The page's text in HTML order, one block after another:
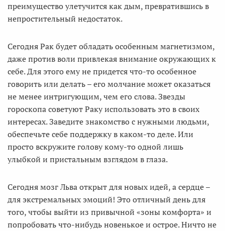
преимущество улетучится как дым, превратившись в
непростительный недостаток.
Сегодня Рак будет обладать особенным магнетизмом,
даже против воли привлекая внимание окружающих к
себе. Для этого ему не придется что-то особенное
говорить или делать – его молчание может оказаться
не менее интригующим, чем его слова. Звезды
гороскопа советуют Раку использовать это в своих
интересах. Заведите знакомство с нужными людьми,
обеспечьте себе поддержку в каком-то деле. Или
просто вскружите голову кому-то одной лишь
улыбкой и пристальным взглядом в глаза.
Сегодня мозг Льва открыт для новых идей, а сердце –
для экстремальных эмоций! Это отличный день для
того, чтобы выйти из привычной «зоны комфорта» и
попробовать что-нибудь новенькое и острое. Ничто не